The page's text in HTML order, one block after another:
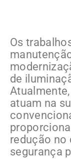
Os
de
atuam na
redução no
segurança